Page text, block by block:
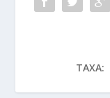
TAXA: